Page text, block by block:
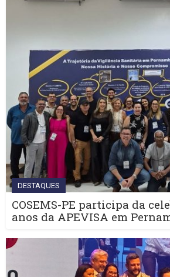
DESTAQUES
COSEMS-PE participa da
anos da APEVISA em